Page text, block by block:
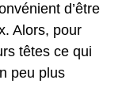
d’être
Alors, pour
têtes ce qui
peu plus